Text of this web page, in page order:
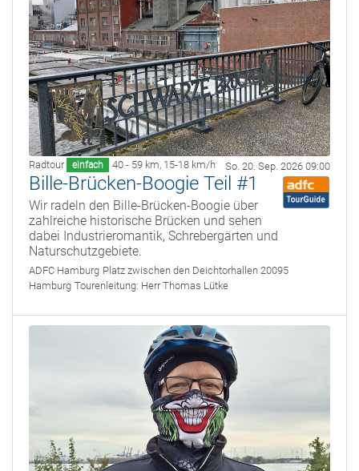
Radtour einfach 40 - 59 km, 15-18 km/h So. 20. Sep. 2026 09:00
Bille-Brücken-Boogie Teil #1
Wir radeln den Bille-Brücken-Boogie über
zahlreiche historische Brücken und sehen
dabei Industrieromantik, Schrebergärten und
Naturschutzgebiete.
ADFC Hamburg Platz zwischen den Deichtorhallen 20095
Hamburg Tourenleitung: Herr Thomas Lütke